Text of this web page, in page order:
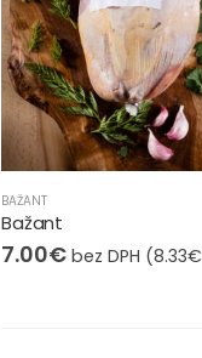
BAŽANT
Bažant
7.00€ bez DPH (8.33€